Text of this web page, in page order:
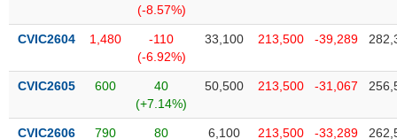
(-8.57%)
CVIC2604 1,480
-110
(-6.92%)
33,100 213,500 -39,289
CVIC2605 600
40
(+7.14%)
50,500 213,500 -31,067
CVIC2606 790
80
6,100 213,500 -33,289
tài
chính